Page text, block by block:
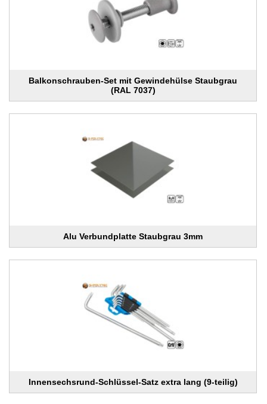
Balkonschrauben-Set mit Gewindehülse Staubgrau
(RAL 7037)
Alu Verbundplatte Staubgrau 3mm
Innensechsrund-Schlüssel-Satz extra lang (9-teilig)